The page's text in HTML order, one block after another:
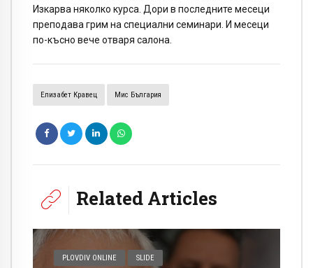
Изкарва няколко курса. Дори в последните месеци
преподава грим на специални семинари. И месеци
по-късно вече отваря салона.
Елизабет Кравец Мис България
Related Articles
PLOVDIV ONLINE SLIDE